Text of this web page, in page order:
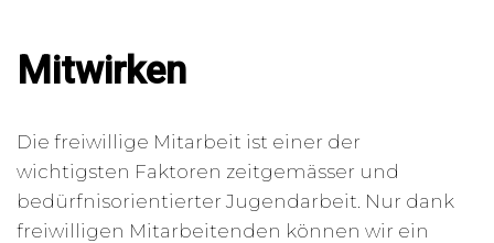
Mitwirken
Die freiwillige Mitarbeit ist einer der
wichtigsten Faktoren zeitgemässer und
bedürfnisorientierter Jugendarbeit. Nur dank
freiwilligen Mitarbeitenden können wir ein